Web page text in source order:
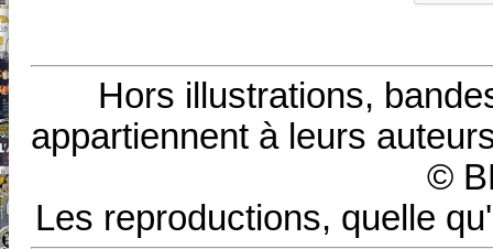
Hors illustrations,
appartiennent à leurs
©
Les reproductions, quelle